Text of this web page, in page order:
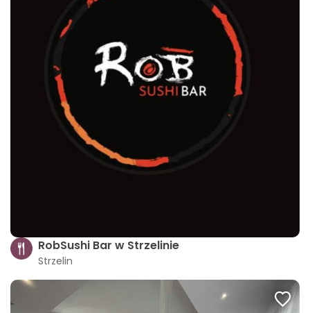
RobSushi Bar w Strzelinie
Strzelin